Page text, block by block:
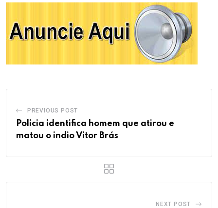
PREVIOUS POST
Policia identifica homem que atirou e
matou o indio Vitor Brás
NEXT POST